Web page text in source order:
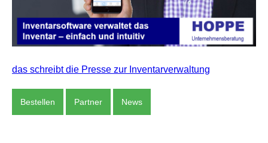
das schreibt die Presse zur Inventarverwaltung
Bestellen Partner News